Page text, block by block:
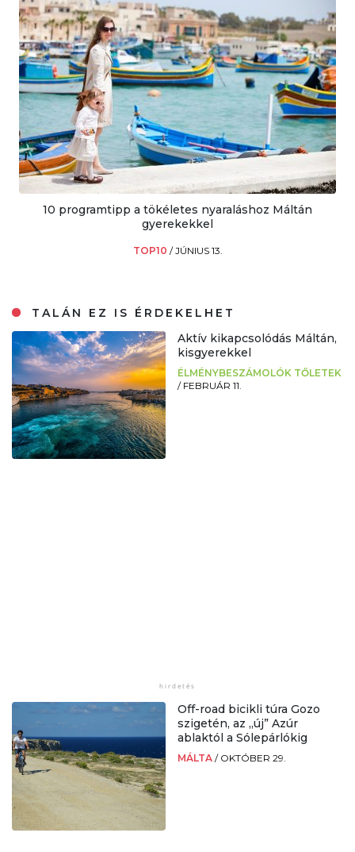
10 programtipp a tökéletes nyaraláshoz Máltán
gyerekekkel
TOP10 /JÚNIUS 13.
TALÁN EZ IS ÉRDEKELHET
Aktív kikapcsolódás Máltán,
kisgyerekkel
ÉLMÉNYBESZÁMOLÓK TŐLETEK
/ FEBRUÁR 11.
Off-road bicikli túra Gozo
szigetén, az „új” Azúr
ablaktól a Sólepárlókig
MÁLTA / OKTÓBER 29.